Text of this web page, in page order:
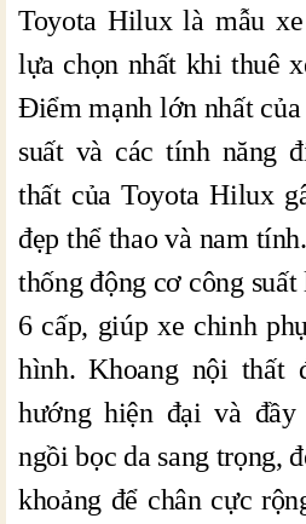
Toyota Hilux là mẫu
lựa chọn nhất khi thuê
Điểm mạnh lớn nhất
suất và các tính năng
thất của Toyota Hilux
đẹp thể thao và nam
thống động cơ công
6 cấp, giúp xe chinh
hình. Khoang nội thất
hướng hiện đại và
ngồi bọc da sang trọng,
khoảng để chân cực